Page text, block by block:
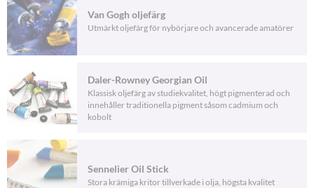
Van Gogh oljefärg
Utmärkt oljefärg för nybörjare och avancerade amatörer
Daler-Rowney Georgian Oil
Klassisk oljefärg av studiekvalitet, högt pigmenterad och
innehåller traditionella pigment såsom cadmium och
kobolt
Sennelier Oil Stick
Stora krämiga kritor tillverkade i olja, högsta kvalitet